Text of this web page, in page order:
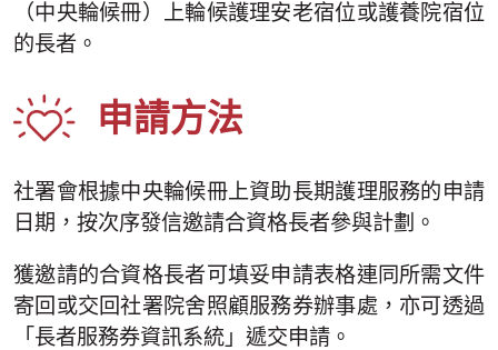
（中央輪候冊）上輪候護理安老宿位或護養院宿位
的長者。
申請方法
社署會根據中央輪候冊上資助長期護理服務的申請
日期，按次序發信邀請合資格長者參與計劃。
獲邀請的合資格長者可填妥申請表格連同所需文件
寄回或交回社署院舍照顧服務券辦事處，亦可透過
「長者服務券資訊系統」遞交申請。